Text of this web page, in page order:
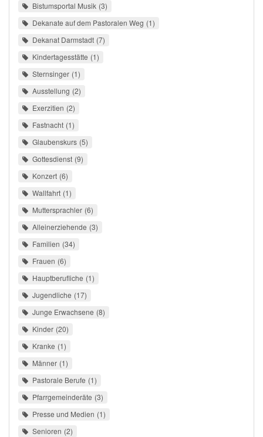
Bistumsportal Musik 3
Dekanate auf dem Pastoralen Weg 1
Dekanat Darmstadt 7
Kindertagesstätte 1
Sternsinger 1
Ausstellung 2
Exerzitien 2
Fastnacht 1
Glaubenskurs 5
Gottesdienst 9
Konzert 6
Wallfahrt 1
Muttersprachler 6
Alleinerziehende 3
Familien 34
Frauen 6
Hauptberufliche 1
Jugendliche 17
Junge Erwachsene 8
Kinder 20
Kranke 1
Männer 1
Pastorale Berufe 1
Pfarrgemeinderäte 3
Presse und Medien 1
Senioren 2